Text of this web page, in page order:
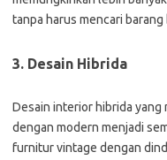
tanpa harus mencari
3. Desain Hibrida
Desain interior hibrida
dengan modern menjadi
furnitur vintage dengan